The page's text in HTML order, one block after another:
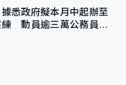
悉政府擬本月中起辦至
練 動員逾三萬公務員人